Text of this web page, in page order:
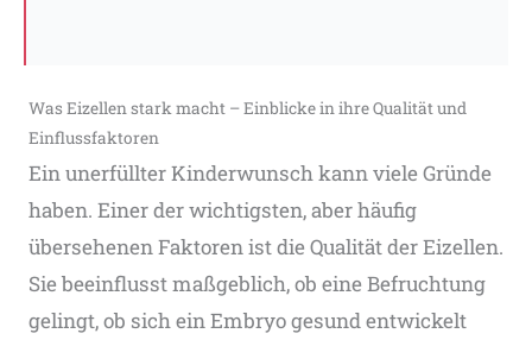
Was Eizellen stark macht – Einblicke in ihre Qualität und
Einflussfaktoren
Ein unerfüllter Kinderwunsch kann viele Gründe
haben. Einer der wichtigsten, aber häufig
übersehenen Faktoren ist die Qualität der Eizellen.
Sie beeinflusst maßgeblich, ob eine Befruchtung
gelingt, ob sich ein Embryo gesund entwickelt